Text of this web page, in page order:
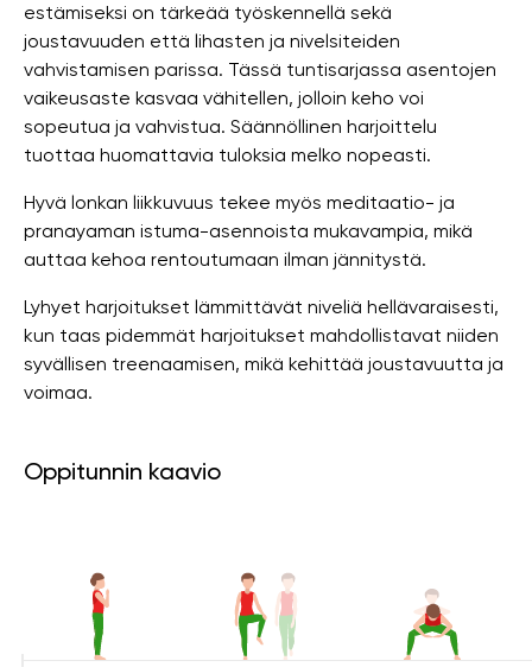
estämiseksi on tärkeää työskennellä sekä
joustavuuden että lihasten ja nivelsiteiden
vahvistamisen parissa. Tässä tuntisarjassa asentojen
vaikeusaste kasvaa vähitellen, jolloin keho voi
sopeutua ja vahvistua. Säännöllinen harjoittelu
tuottaa huomattavia tuloksia melko nopeasti.
Hyvä lonkan liikkuvuus tekee myös meditaatio- ja
pranayaman istuma-asennoista mukavampia, mikä
auttaa kehoa rentoutumaan ilman jännitystä.
Lyhyet harjoitukset lämmittävät niveliä hellävaraisesti,
kun taas pidemmät harjoitukset mahdollistavat niiden
syvällisen treenaamisen, mikä kehittää joustavuutta ja
voimaa.
Oppitunnin kaavio